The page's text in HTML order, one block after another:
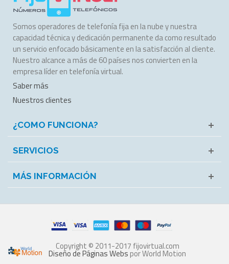
Somos operadores de telefonía fija en la nube y nuestra
capacidad técnica y dedicación permanente da como resultado
un servicio enfocado básicamente en la satisfacción al cliente.
Nuestro alcance a más de 60 países nos convierten en la
empresa líder en telefonía virtual.
Saber más
Nuestros clientes
¿COMO FUNCIONA?
SERVICIOS
MÁS INFORMACIÓN
Copyright © 2011-2017 fijovirtual.com
Diseño de Páginas Webs por World Motion